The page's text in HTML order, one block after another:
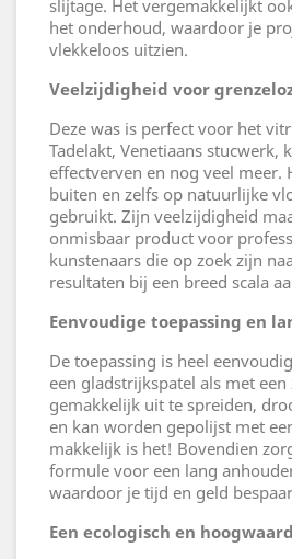
slijtage. Het vergemakkelijkt
het onderhoud, waardoor je
vlekkeloos uitzien.
Veelzijdigheid voor
Deze was is perfect voor het
Tadelakt, Venetiaans stucwerk,
effectverven en nog veel meer.
buiten en zelfs op natuurlijke
gebruikt. Zijn veelzijdigheid
onmisbaar product voor
kunstenaars die op zoek zijn
resultaten bij een breed scala
Eenvoudige toepassing en
De toepassing is heel
een gladstrijkspatel als met een
gemakkelijk uit te spreiden,
en kan worden gepolijst met
makkelijk is het! Bovendien
formule voor een lang
waardoor je tijd en geld
Een ecologisch en